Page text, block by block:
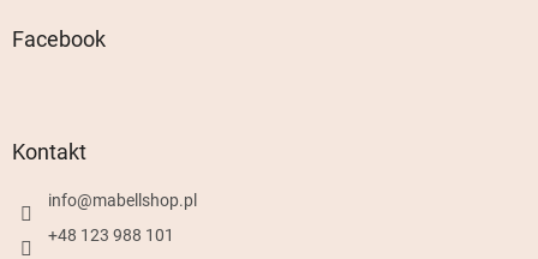
Facebook
Kontakt
info@mabellshop.pl
+48 123 988 101